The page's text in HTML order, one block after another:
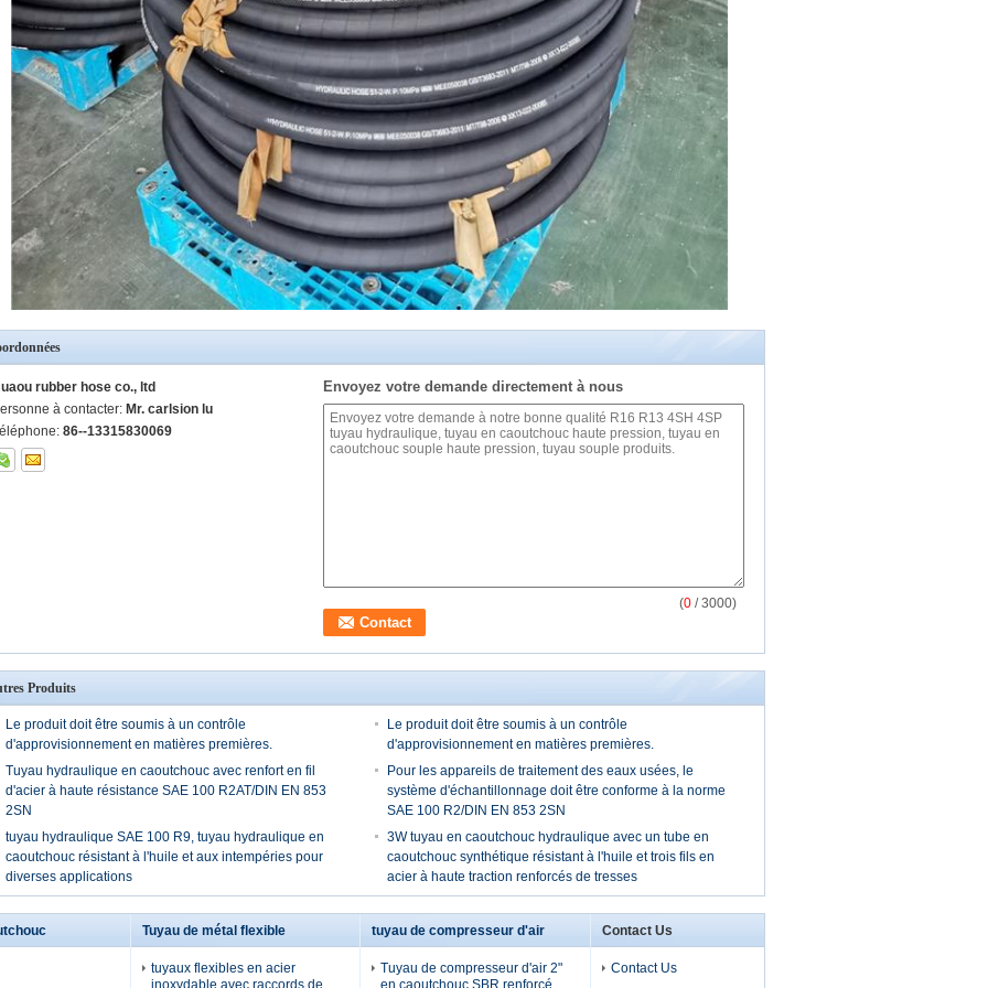
rubber hose co., ltd
à contacter: Mr. carlsion lu
86--13315830069
Envoyez votre demande directement à nous
(0 / 3000)
Produits
Le produit doit être soumis à un contrôle
d'approvisionnement en matières premières.
Le produit doit être soumis à un contrôle
d'approvisionnement en matières premières.
Tuyau hydraulique en caoutchouc avec renfort en fil
d'acier à haute résistance SAE 100 R2AT/DIN EN 853
2SN
Pour les appareils de traitement des eaux usées, le
système d'échantillonnage doit être conforme à la norme
SAE 100 R2/DIN EN 853 2SN
tuyau hydraulique SAE 100 R9, tuyau hydraulique en
caoutchouc résistant à l'huile et aux intempéries pour
diverses applications
3W tuyau en caoutchouc hydraulique avec un tube en
caoutchouc synthétique résistant à l'huile et trois fils en
acier à haute traction renforcés de tresses
Tuyau de métal flexible
tuyaux flexibles en acier
inoxydable avec raccords de
tuyau de compresseur d'air
Tuyau de compresseur d'air 2"
en caoutchouc SBR renforcé
Contact Us
Contact Us